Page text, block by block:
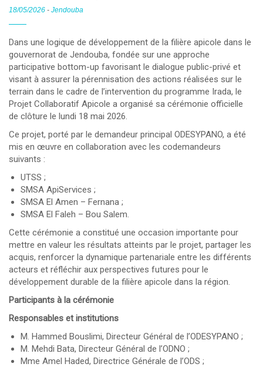
18/05/2026 - Jendouba
Dans une logique de développement de la filière apicole dans le
gouvernorat de Jendouba, fondée sur une approche
participative bottom-up favorisant le dialogue public-privé et
visant à assurer la pérennisation des actions réalisées sur le
terrain dans le cadre de l’intervention du programme Irada, le
Projet Collaboratif Apicole a organisé sa cérémonie officielle
de clôture le lundi 18 mai 2026.
Ce projet, porté par le demandeur principal ODESYPANO, a été
mis en œuvre en collaboration avec les codemandeurs
suivants :
UTSS ;
SMSA ApiServices ;
SMSA El Amen – Fernana ;
SMSA El Faleh – Bou Salem.
Cette cérémonie a constitué une occasion importante pour
mettre en valeur les résultats atteints par le projet, partager les
acquis, renforcer la dynamique partenariale entre les différents
acteurs et réfléchir aux perspectives futures pour le
développement durable de la filière apicole dans la région.
Participants à la cérémonie
Responsables et institutions
M. Hammed Bouslimi, Directeur Général de l’ODESYPANO ;
M. Mehdi Bata, Directeur Général de l’ODNO ;
Mme Amel Haded, Directrice Générale de l’ODS ;